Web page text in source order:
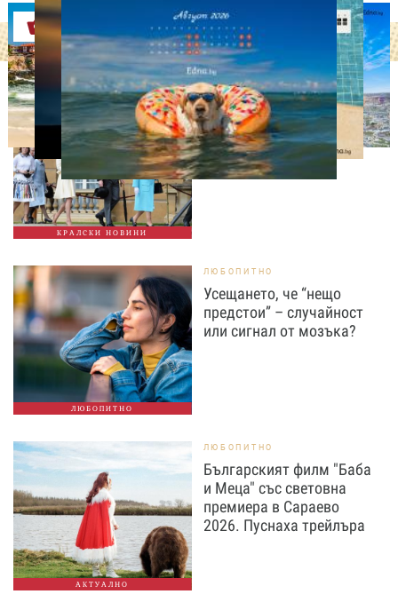
Оферти
КРАЛСКИ НОВИНИ
СВОБОДНО ВРЕМЕ
Ново бебе в кралското
семейство
ЛЮБОПИТНО
ЛЮБОПИТНО
Усещането, че “нещо
предстои” – случайност
или сигнал от мозъка?
АКТУАЛНО
ЛЮБОПИТНО
Българският филм "Баба
и Меца" със световна
премиера в Сараево
2026. Пуснаха трейлъра